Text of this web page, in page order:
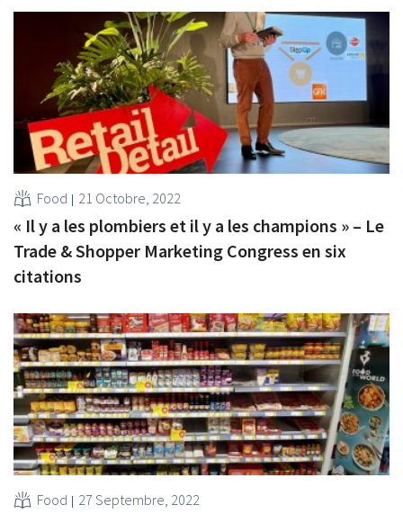
Food 21 Octobre, 2022
« Il y a les plombiers et il y a les champions » – Le
Trade & Shopper Marketing Congress en six
citations
Food 27 Septembre, 2022